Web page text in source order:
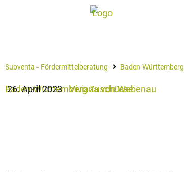
Subventa ‐ Fördermittelberatung Baden-Württemberg
Baden-Württemberg Zuschüsse
26. April 2023 Viviana von Webenau